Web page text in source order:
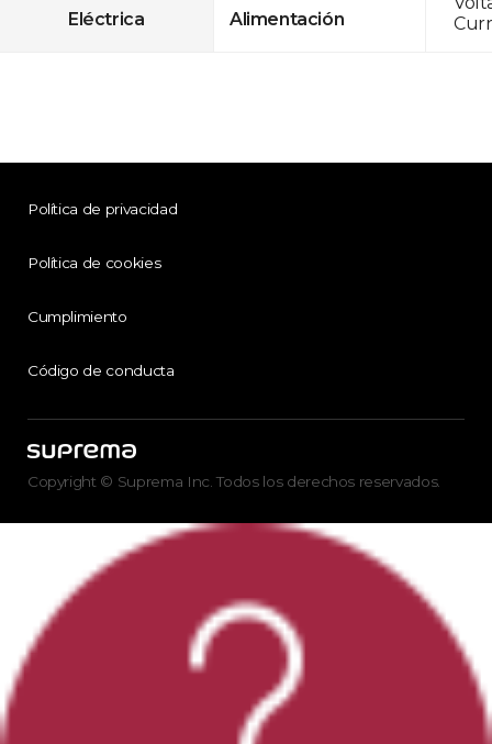
Eléctrica Alimentación
Política de privacidad
Política de cookies
Cumplimiento
Código de conducta
Copyright © Suprema Inc. Todos los derechos reservados.